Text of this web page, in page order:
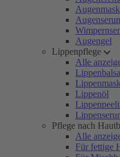
Augengel
Lippenpflege
Alle
Lippenöl
Pflege nach
Alle
Für fettige